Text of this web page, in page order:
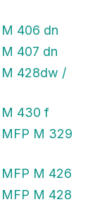
406 dn
407 dn
M 428dw /
M 430 f
M 329
M 426
M 428